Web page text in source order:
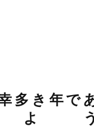
多き年で